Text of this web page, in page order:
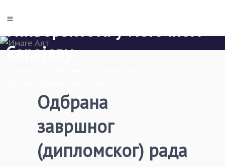
Сарајеву
Одбрана
завршног
(дипломског) рада